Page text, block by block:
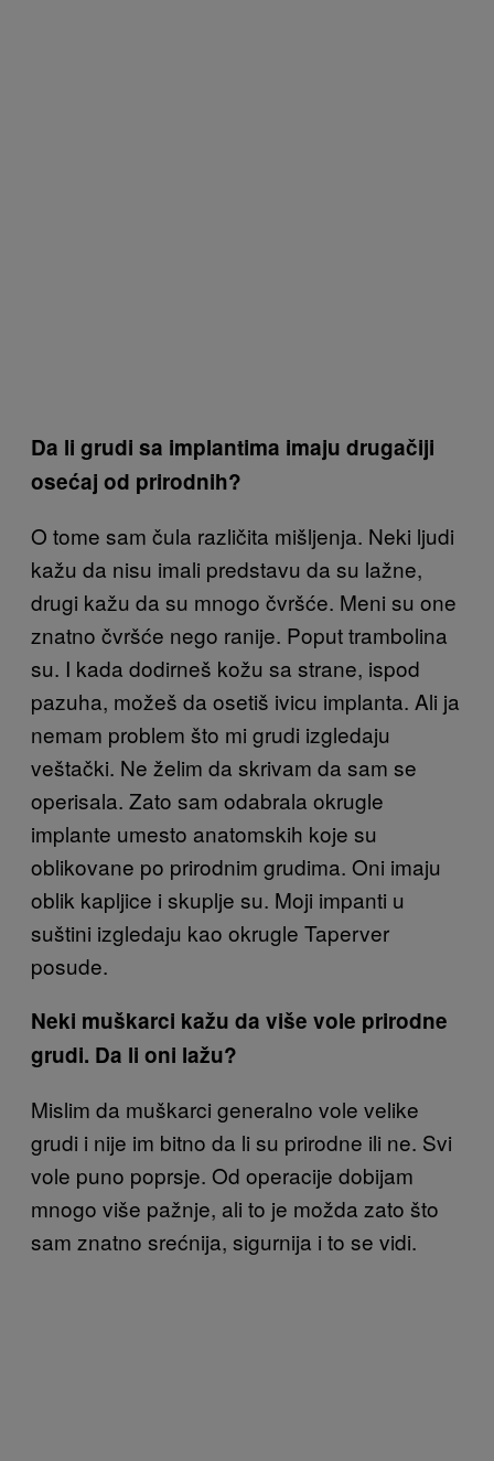
Da li grudi sa implantima imaju drugačiji
osećaj od prirodnih?
O tome sam čula različita mišljenja. Neki ljudi
kažu da nisu imali predstavu da su lažne,
drugi kažu da su mnogo čvršće. Meni su one
znatno čvršće nego ranije. Poput trambolina
su. I kada dodirneš kožu sa strane, ispod
pazuha, možeš da osetiš ivicu implanta. Ali ja
nemam problem što mi grudi izgledaju
veštački. Ne želim da skrivam da sam se
operisala. Zato sam odabrala okrugle
implante umesto anatomskih koje su
oblikovane po prirodnim grudima. Oni imaju
oblik kapljice i skuplje su. Moji impanti u
suštini izgledaju kao okrugle Taperver
posude.
Neki muškarci kažu da više vole prirodne
grudi. Da li oni lažu?
Mislim da muškarci generalno vole velike
grudi i nije im bitno da li su prirodne ili ne. Svi
vole puno poprsje. Od operacije dobijam
mnogo više pažnje, ali to je možda zato što
sam znatno srećnija, sigurnija i to se vidi.